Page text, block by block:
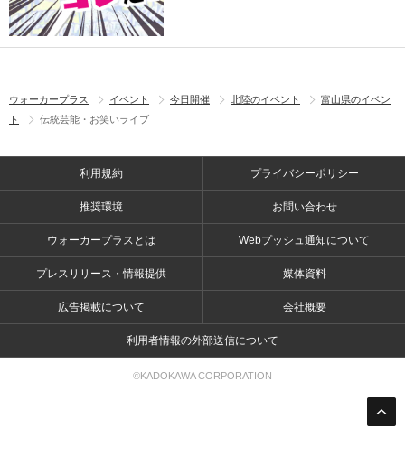
ウォーカープラス イベント 今日開催 北陸のイベント
富山県のイベン
ト
伝統芸能・お笑いライブ
利用規約 プライバシーポリシー
推奨環境 お問い合わせ
ウォーカープラスとは Webプッシュ通知について
プレスリリース・情報提供 媒体資料
広告掲載について 会社概要
利用者情報の外部送信について
©KADOKAWA CORPORATION